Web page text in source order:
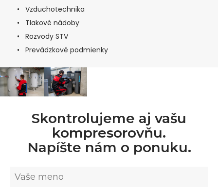
• Vzduchotechnika
• Tlakové nádoby
• Rozvody STV
• Prevádzkové podmienky
Skontrolujeme aj vašu
kompresorovňu.
Napíšte nám o ponuku.